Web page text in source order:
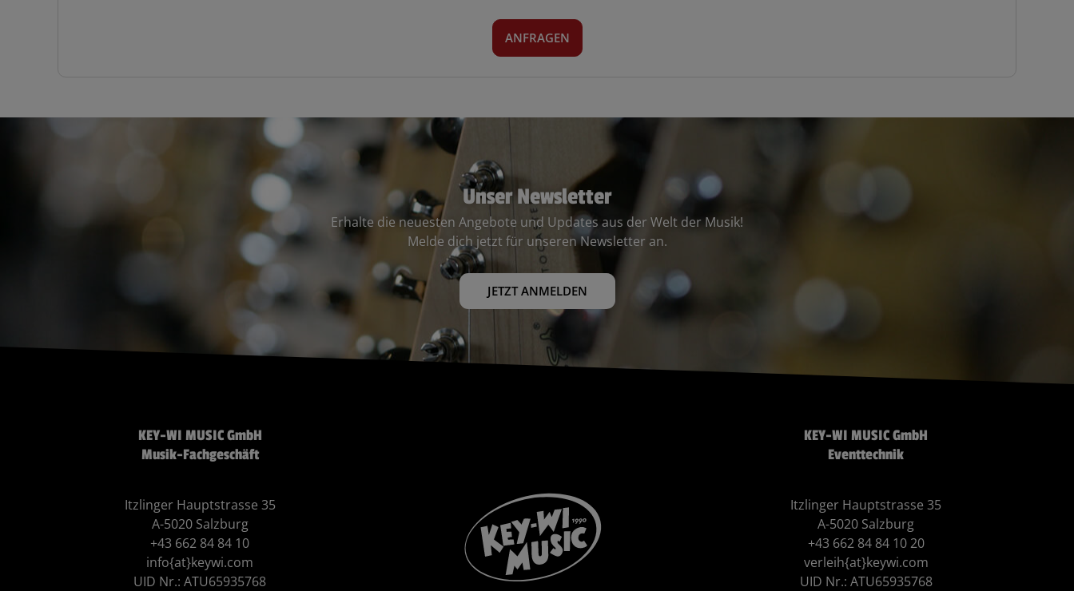
ANFRAGEN
Unser Newsletter
Erhalte die neuesten Angebote und Updates aus der Welt der Musik!
Melde dich jetzt für unseren Newsletter an.
JETZT ANMELDEN
KEY-WI MUSIC GmbH
Musik-Fachgeschäft
Itzlinger Hauptstrasse 35
A-5020 Salzburg
+43 662 84 84 10
info{at}keywi.com
UID Nr.: ATU65935768
KEY-WI MUSIC GmbH
Eventtechnik
Itzlinger Hauptstrasse 35
A-5020 Salzburg
+43 662 84 84 10 20
verleih{at}keywi.com
UID Nr.: ATU65935768